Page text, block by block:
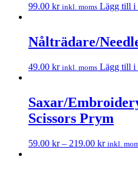
99.00 kr inkl. moms Lägg till i
Nålträdare/
49.00 kr inkl. moms Lägg till i
Saxar/
Scissors Prym
59.00 kr– 219.00 kr inkl.